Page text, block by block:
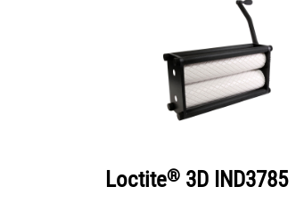
Loctite® 3D IND3785